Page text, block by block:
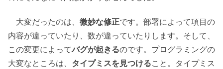
大変だったのは、 微妙な修正です。部署によって項目の
内容が違っていたり、数が違っていたりします。そして、
この変更によってバグが起きるのです。プログラミングの
大変なところは、 タイプミスを見つけること。タイプミス